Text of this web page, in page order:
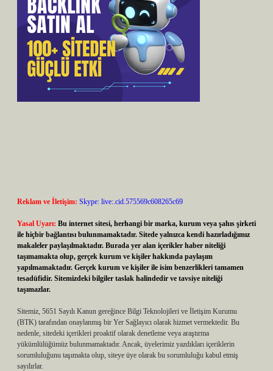
Reklam ve İletişim: Skype: live:.cid.575569c608265c69
Yasal Uyarı: Bu internet sitesi, herhangi bir marka, kurum veya şahıs şirketi
ile hiçbir bağlantısı bulunmamaktadır. Sitede yalnızca kendi hazırladığımız
makaleler paylaşılmaktadır. Burada yer alan içerikler haber niteliği
taşımamakta olup, gerçek kurum ve kişiler hakkında paylaşım
yapılmamaktadır. Gerçek kurum ve kişiler ile isim benzerlikleri tamamen
tesadüfidir. Sitemizdeki bilgiler taslak halindedir ve tavsiye niteliği
taşımazlar.
Sitemiz, 5651 Sayılı Kanun gereğince Bilgi Teknolojileri ve İletişim Kurumu
(BTK) tarafından onaylanmış bir Yer Sağlayıcı olarak hizmet vermektedir. Bu
nedenle, sitedeki içerikleri proaktif olarak denetleme veya araştırma
yükümlülüğümüz bulunmamaktadır. Ancak, üyelerimiz yazdıkları içeriklerin
sorumluluğunu taşımakta olup, siteye üye olarak bu sorumluluğu kabul etmiş
sayılırlar.